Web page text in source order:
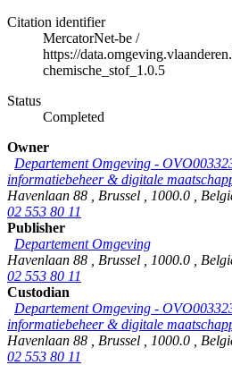
Citation identifier
MercatorNet-be /
https://
chemische_stof_1.0.5
Status
Completed
Owner
Departement Omgeving -
informatiebeheer & digitale
Havenlaan 88
Brussel 1000.0
02 553 80 11
Publisher
Departement Omgeving
Havenlaan 88
Brussel 1000.0
02 553 80 11
Custodian
Departement Omgeving -
informatiebeheer & digitale
Havenlaan 88
Brussel 1000.0
02 553 80 11